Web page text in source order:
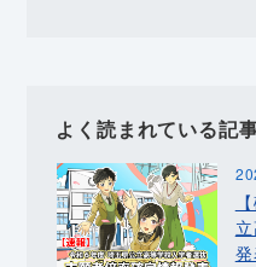
よく読まれている記